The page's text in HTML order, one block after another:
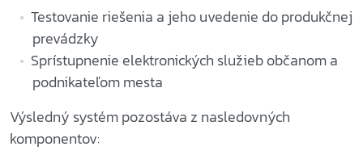
Testovanie riešenia a jeho uvedenie do produkčnej
prevádzky
Sprístupnenie elektronických služieb občanom a
podnikateľom mesta
Výsledný systém pozostáva z nasledovných
komponentov: